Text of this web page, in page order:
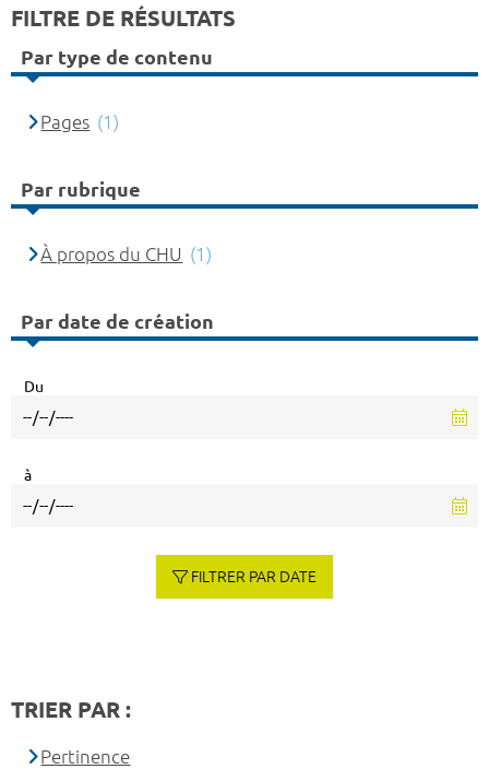
FILTRE DE RÉSULTATS
Par type de contenu
Pages (1)
Par rubrique
À propos du CHU (1)
Par date de création
Du
à
FILTRER PAR DATE
TRIER PAR :
Pertinence